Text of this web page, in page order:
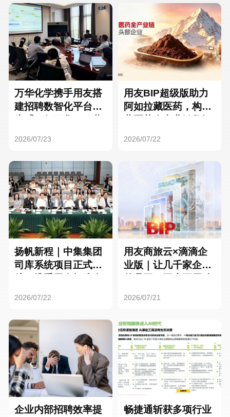
万华化学携手用友搭
建招聘数智化平台，
2026/07/23
用友BIP超级版助力
阿如拉藏医药，构建
2026/07/22
扬帆新程｜中集集团
司库系统项目正式启
2026/07/22
用友商旅云×滴滴企
业版｜让几千家企业
2026/07/21
企业内部招聘效率提
畅捷通斩获多项行业